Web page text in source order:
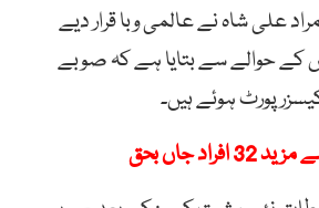
علی شاہ نے عالمی وبا قرار دیے
کے حوالے سے بتایا ہے کہ صوبے
جاں بحق